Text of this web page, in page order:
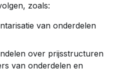
zoals:
van onderdelen
over prijsstructuren
van onderdelen en